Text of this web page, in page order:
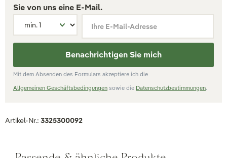
Sie von uns eine E-Mail.
Ihre E-Mail-Adresse
Benachrichtigen Sie mich
Mit dem Absenden des Formulars akzeptiere ich die
Allgemeinen Geschäftsbedingungen sowie die Datenschutzbestimmungen.
Artikel-Nr.: 3325300092